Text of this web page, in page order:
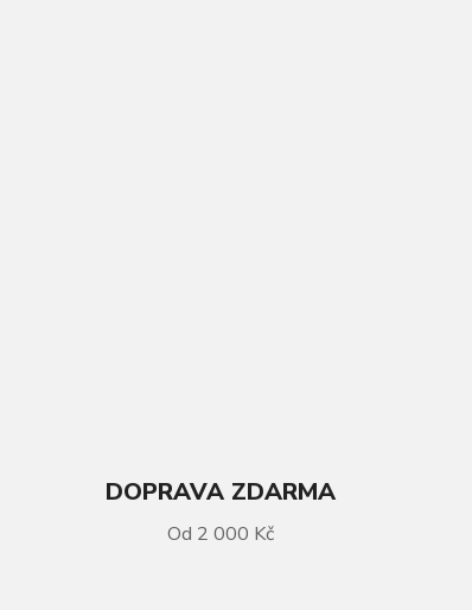
DOPRAVA ZDARMA
Od 2 000 Kč
VÍCE INFORMACÍ